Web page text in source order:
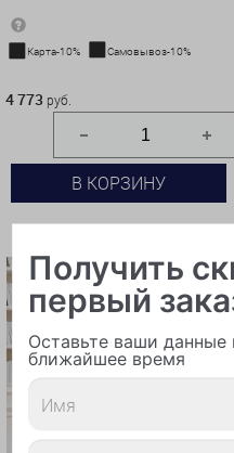
Карта-10% Самовывоз-10%
4 773 руб.
В КОРЗИНУ
Получить
первый
Оставьте ваши
ближайшее время